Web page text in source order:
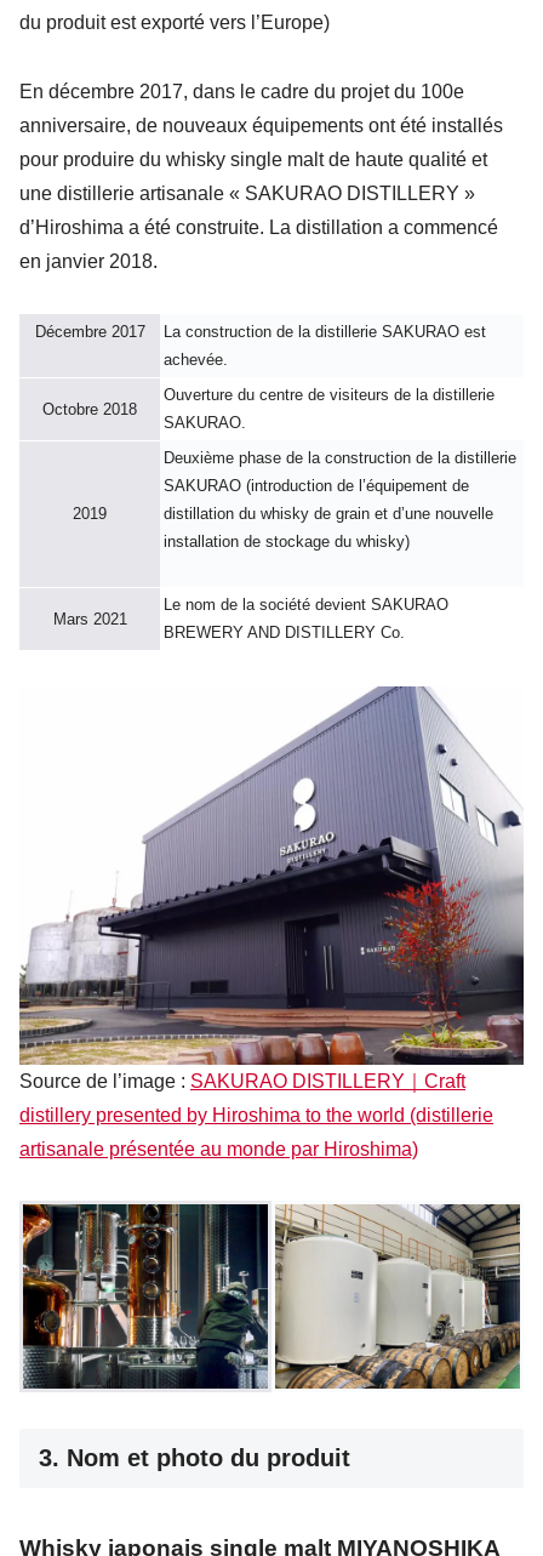
du produit est exporté vers l’Europe)
En décembre 2017, dans le cadre du projet du 100e
anniversaire, de nouveaux équipements ont été installés
pour produire du whisky single malt de haute qualité et
une distillerie artisanale « SAKURAO DISTILLERY »
d’Hiroshima a été construite. La distillation a commencé
en janvier 2018.
Décembre 2017
La construction de la distillerie SAKURAO est
achevée.
Octobre 2018
Ouverture du centre de visiteurs de la distillerie
SAKURAO.
2019
Deuxième phase de la construction de la distillerie
SAKURAO (introduction de l’équipement de
distillation du whisky de grain et d’une nouvelle
installation de stockage du whisky)
Mars 2021
Le nom de la société devient SAKURAO
BREWERY AND DISTILLERY Co.
Source de l’image : SAKURAO DISTILLERY｜Craft
distillery presented by Hiroshima to the world (distillerie
artisanale présentée au monde par Hiroshima)
3. Nom et photo du produit
Whisky japonais single malt MIYANOSHIKA